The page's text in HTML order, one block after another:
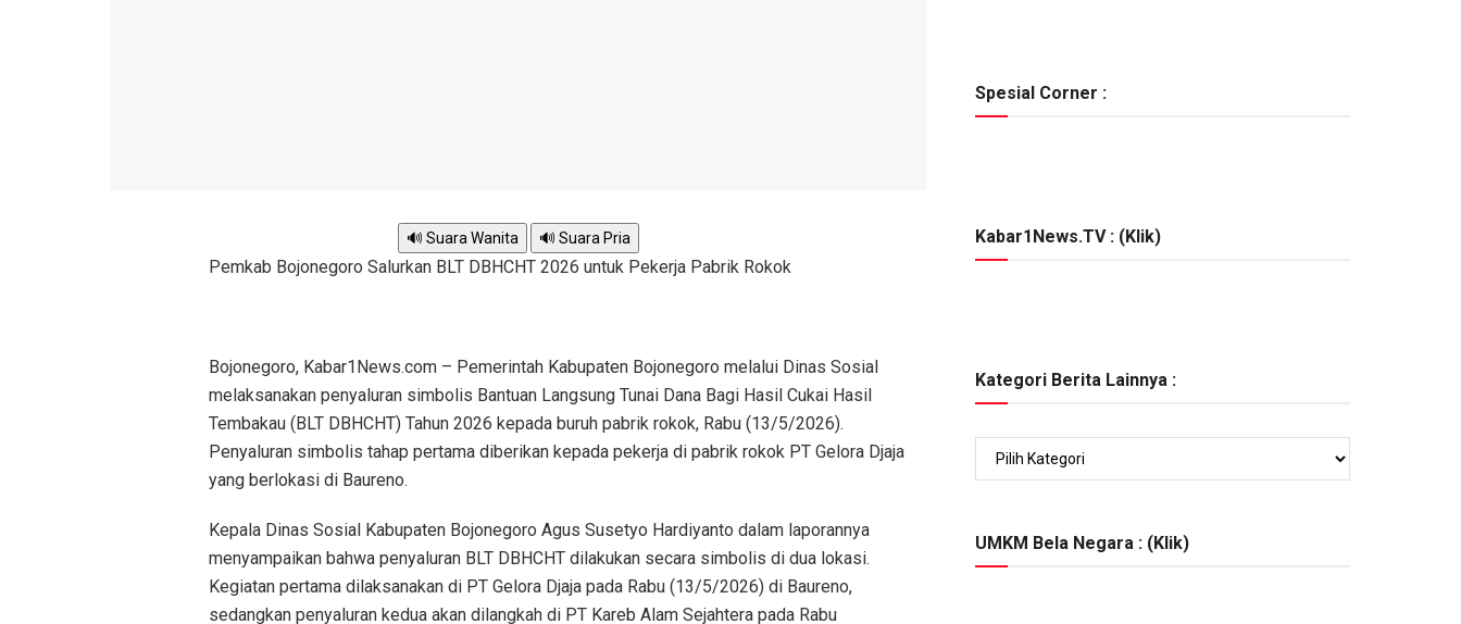
🔊 Suara Wanita 🔊 Suara Pria
Pemkab Bojonegoro Salurkan BLT DBHCHT 2026 untuk Pekerja Pabrik Rokok
Bojonegoro, Kabar1News.com – Pemerintah Kabupaten Bojonegoro melalui Dinas Sosial
melaksanakan penyaluran simbolis Bantuan Langsung Tunai Dana Bagi Hasil Cukai Hasil
Tembakau (BLT DBHCHT) Tahun 2026 kepada buruh pabrik rokok, Rabu (13/5/2026).
Penyaluran simbolis tahap pertama diberikan kepada pekerja di pabrik rokok PT Gelora Djaja
yang berlokasi di Baureno.
Kepala Dinas Sosial Kabupaten Bojonegoro Agus Susetyo Hardiyanto dalam laporannya
menyampaikan bahwa penyaluran BLT DBHCHT dilakukan secara simbolis di dua lokasi.
Kegiatan pertama dilaksanakan di PT Gelora Djaja pada Rabu (13/5/2026) di Baureno,
sedangkan penyaluran kedua akan dilangkah di PT Kareb Alam Sejahtera pada Rabu
Spesial Corner :
Kabar1News.TV : (Klik)
Kategori Berita Lainnya :
UMKM Bela Negara : (Klik)